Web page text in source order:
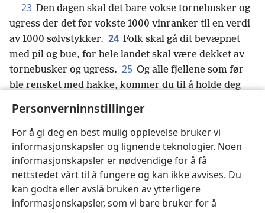
Personverninnstillinger
For å gi deg en best mulig opplevelse bruker vi
informasjonskapsler og lignende teknologier. Noen
informasjonskapsler er nødvendige for å få
nettstedet vårt til å fungere og kan ikke avvises. Du
kan godta eller avslå bruken av ytterligere
informasjonskapsler, som vi bare bruker for å
23 Den dagen skal det bare vokse tornebusker og
ugress der det før vokste 1000 vinranker til en verdi
av 1000 sølvstykker. 24 Folk skal gå dit bevæpnet
med pil og bue, for hele landet skal være dekket av
tornebusker og ugress. 25 Og alle fjellene som før
ble rensket med hakke, kommer du til å holde deg
bli beitemarker for okser og bli tråkket ned av
sauer.»
Norsk Del Innstillinger
Copyright © 2026 Watch Tower Bible and Tract Society of Pennsylvania